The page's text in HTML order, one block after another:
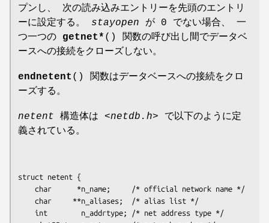
プンし、 次の読み込みエントリーを先頭のエントリ
ーに設定する。 stayopen が 0 でない場合、 一
つ一つの getnet* () 関数の呼び出し間でデータベ
ースへの接続をクローズしない。
endnetent () 関数はデータベースへの接続をクロ
ーズする。
netent 構造体は <netdb.h> で以下のように定
義されている。
struct netent {